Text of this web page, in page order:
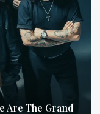
Are The Grand –